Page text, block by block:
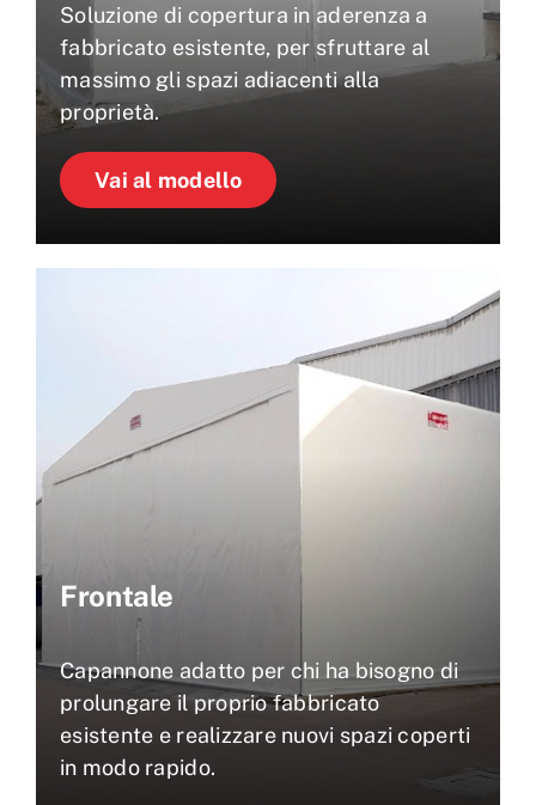
Soluzione di copertura in aderenza a
fabbricato esistente, per sfruttare al
massimo gli spazi adiacenti alla
proprietà.
Vai al modello
Frontale
Capannone adatto per chi ha bisogno di
prolungare il proprio fabbricato
esistente e realizzare nuovi spazi coperti
in modo rapido.